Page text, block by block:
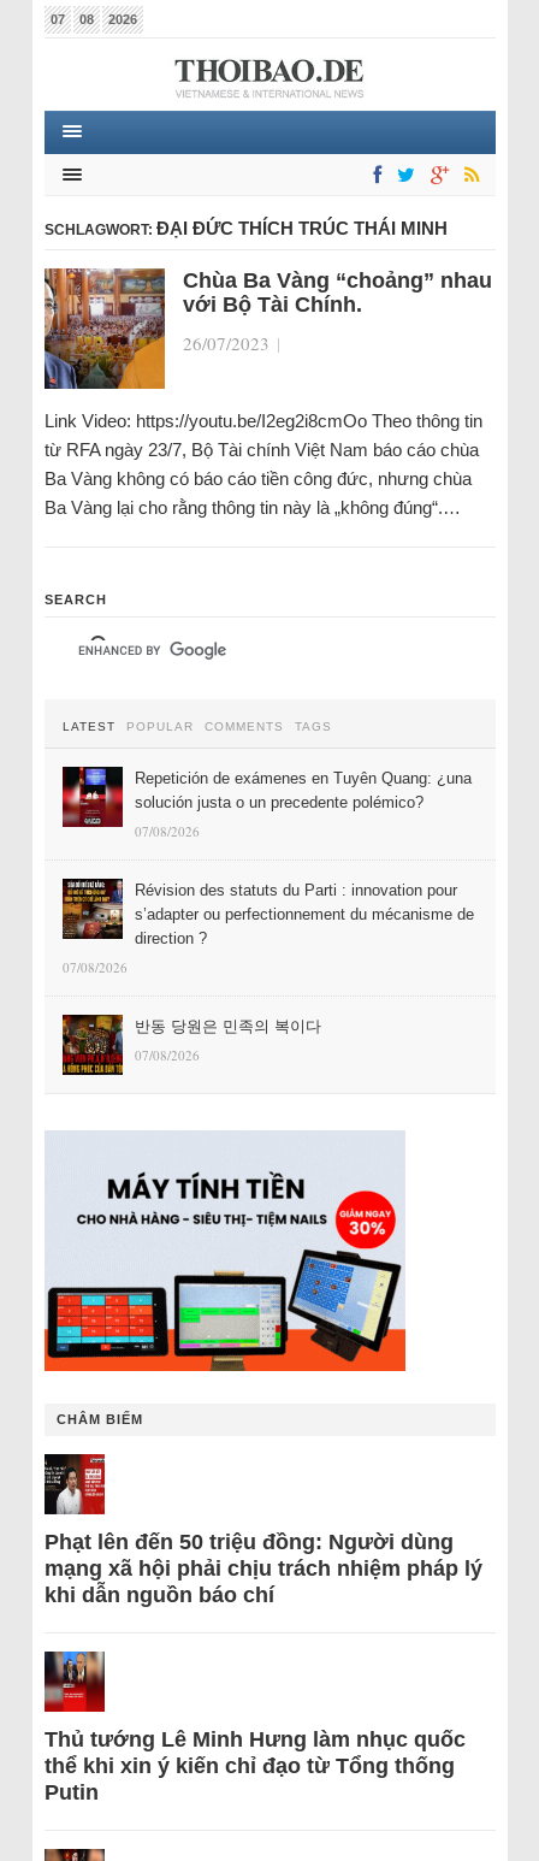
07 08 2026
SCHLAGWORT: ĐẠI ĐỨC THÍCH TRÚC THÁI MINH
Chùa Ba Vàng “choảng” nhau
với Bộ Tài Chính.
26/07/2023 |
Link Video: https://youtu.be/I2eg2i8cmOo Theo thông tin
từ RFA ngày 23/7, Bộ Tài chính Việt Nam báo cáo chùa
Ba Vàng không có báo cáo tiền công đức, nhưng chùa
Ba Vàng lại cho rằng thông tin này là „không đúng“.…
SEARCH
LATEST POPULAR COMMENTS TAGS
Repetición de exámenes en Tuyên Quang: ¿una
solución justa o un precedente polémico?
07/08/2026
Révision des statuts du Parti : innovation pour
s’adapter ou perfectionnement du mécanisme de
direction ?
07/08/2026
반동 당원은 민족의 복이다
07/08/2026
CHÂM BIẾM
Phạt lên đến 50 triệu đồng: Người dùng
mạng xã hội phải chịu trách nhiệm pháp lý
khi dẫn nguồn báo chí
Thủ tướng Lê Minh Hưng làm nhục quốc
thể khi xin ý kiến chỉ đạo từ Tổng thống
Putin